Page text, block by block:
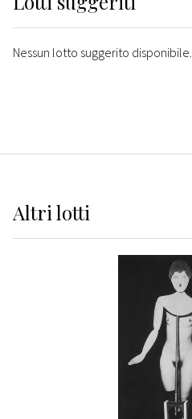
Nessun lotto suggerito disponibile.
Altrilotti